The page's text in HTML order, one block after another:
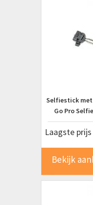
Selfiestick
Go Pro
Laagste prijs
Bekijk